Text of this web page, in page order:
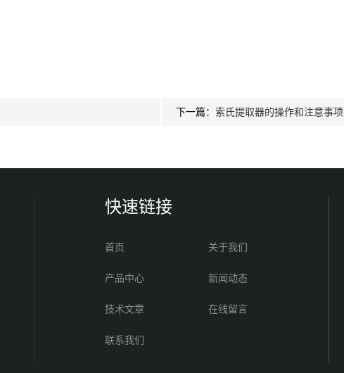
下一篇： 索氏提取器的操作和注意事项
快速链接
首页 关于我们
产品中心 新闻动态
技术文章 在线留言
联系我们